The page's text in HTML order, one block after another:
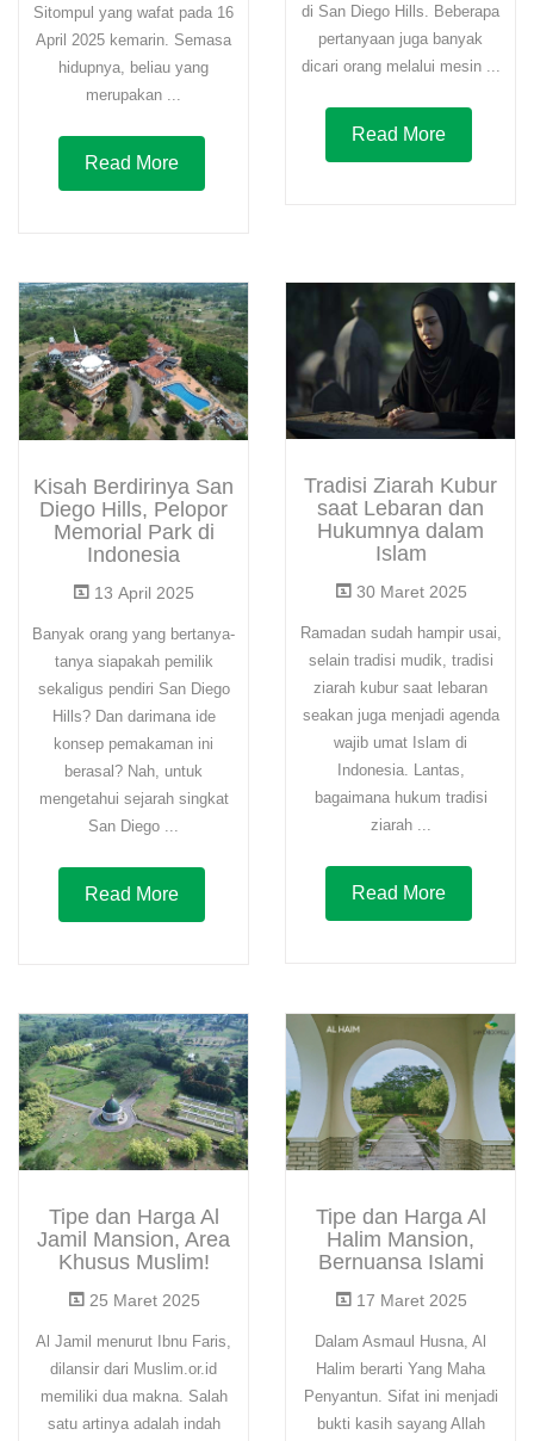
Sitompul yang wafat pada 16
April 2025 kemarin. Semasa
hidupnya, beliau yang
merupakan ...
Read More
di San Diego Hills. Beberapa
pertanyaan juga banyak
dicari orang melalui mesin ...
Read More
Kisah Berdirinya San
Diego Hills, Pelopor
Memorial Park di
Indonesia
13 April 2025
Banyak orang yang bertanya-
tanya siapakah pemilik
sekaligus pendiri San Diego
Hills? Dan darimana ide
konsep pemakaman ini
berasal? Nah, untuk
mengetahui sejarah singkat
San Diego ...
Read More
Tradisi Ziarah Kubur
saat Lebaran dan
Hukumnya dalam
Islam
30 Maret 2025
Ramadan sudah hampir usai,
selain tradisi mudik, tradisi
ziarah kubur saat lebaran
seakan juga menjadi agenda
wajib umat Islam di
Indonesia. Lantas,
bagaimana hukum tradisi
ziarah ...
Read More
Tipe dan Harga Al
Jamil Mansion, Area
Khusus Muslim!
25 Maret 2025
Al Jamil menurut Ibnu Faris,
dilansir dari Muslim.or.id
memiliki dua makna. Salah
satu artinya adalah indah
Tipe dan Harga Al
Halim Mansion,
Bernuansa Islami
17 Maret 2025
Dalam Asmaul Husna, Al
Halim berarti Yang Maha
Penyantun. Sifat ini menjadi
bukti kasih sayang Allah